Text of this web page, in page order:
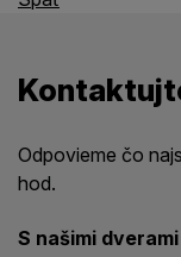
Odpovieme čo
hod.
S našimi